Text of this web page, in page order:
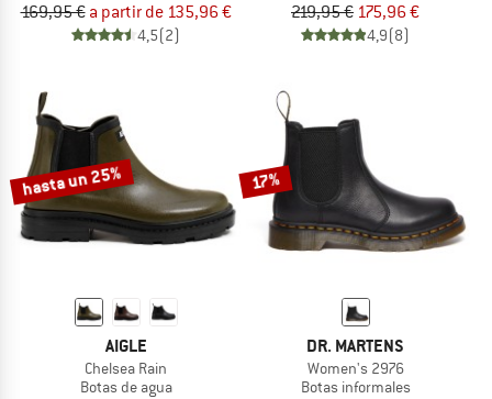
169,95 € a partir de 135,96 €
4,5(2)
219,95 € 175,96 €
4,9(8)
hasta un 25%
AIGLE
Chelsea Rain
Botas de agua
17%
DR. MARTENS
Women's 2976
Botas informales